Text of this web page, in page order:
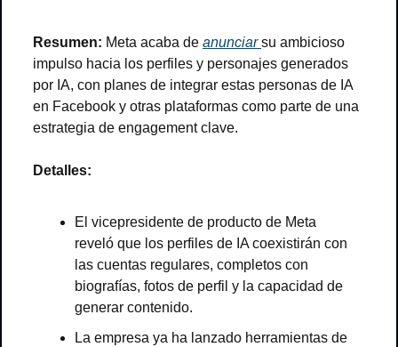
Resumen: Meta acaba de anunciar su ambicioso
impulso hacia los perfiles y personajes generados
por IA, con planes de integrar estas personas de IA
en Facebook y otras plataformas como parte de una
estrategia de engagement clave.
Detalles:
El vicepresidente de producto de Meta
reveló que los perfiles de IA coexistirán con
las cuentas regulares, completos con
biografías, fotos de perfil y la capacidad de
generar contenido.
La empresa ya ha lanzado herramientas de